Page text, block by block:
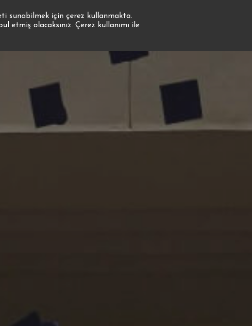
sunabilmek için çerez kullanmakta.
etmiş olacaksınız. Çerez kullanımı ile